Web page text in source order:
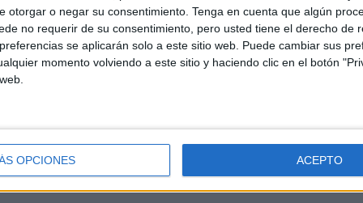
otorgar o negar su consentimiento. Tenga en cuenta que algún
no requerir de su consentimiento, pero usted tiene el derecho de
se aplicarán solo a este sitio web. Puede cambiar sus
momento volviendo a este sitio y haciendo clic en el botón
OPCIONES ACEPTO
al piano de Antonia Díaz, esposa de uno de los
también deslumbró compañada al saxo por
Conservatorio de Música que, con tan solo 10 años,